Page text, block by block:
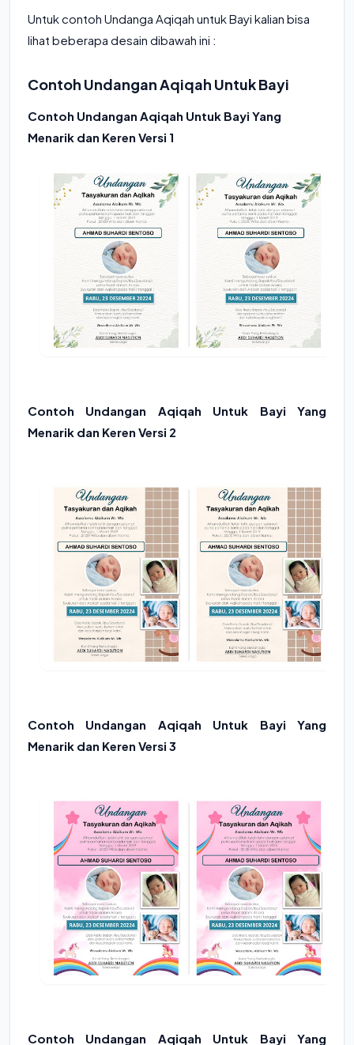
Untuk contoh Undanga Aqiqah untuk Bayi kalian bisa
lihat beberapa desain dibawah ini :
Contoh Undangan Aqiqah Untuk Bayi
Contoh Undangan Aqiqah Untuk Bayi Yang
Menarik dan Keren Versi 1
Contoh Undangan Aqiqah Untuk Bayi Yang
Menarik dan Keren Versi 2
Contoh Undangan Aqiqah Untuk Bayi Yang
Menarik dan Keren Versi 3
Contoh Undangan Aqiqah Untuk Bayi Yang